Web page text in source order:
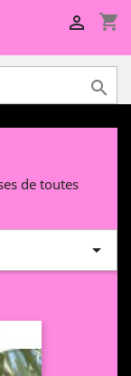
shopping_cart


de toutes
